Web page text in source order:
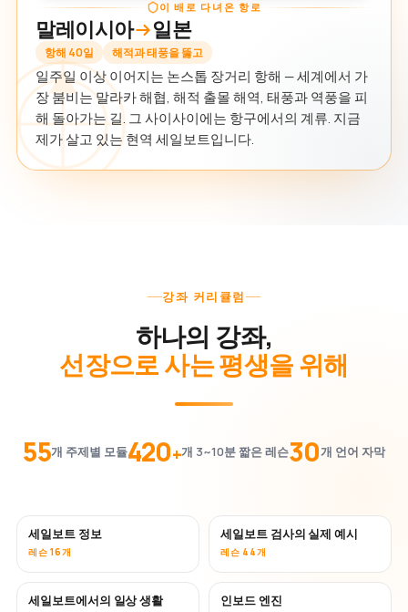
이 배로 다녀온 항로
말레이시아 일본
항해 40일 해적과 태풍을 뚫고
일주일 이상 이어지는 논스톱 장거리 항해 — 세계에서 가
장 붐비는 말라카 해협, 해적 출몰 해역, 태풍과 역풍을 피
해 돌아가는 길. 그 사이사이에는 항구에서의 계류. 지금
제가 살고 있는 현역 세일보트입니다.
강좌 커리큘럼
하나의 강좌,
선장으로 사는 평생을 위해
55개 주제별 모듈420+개 3~10분 짧은 레슨30개 언어 자막
세일보트 정보
레슨 16개
세일보트 검사의 실제 예시
레슨 44개
세일보트에서의 일상 생활 인보드 엔진